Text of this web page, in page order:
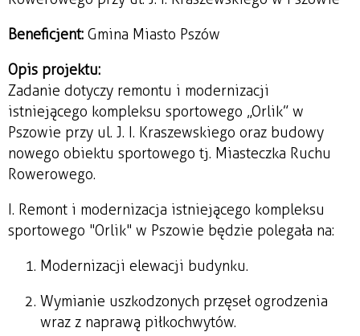
Beneficjent: Gmina Miasto Pszów
Opis projektu:
Zadanie dotyczy remontu i modernizacji
istniejącego kompleksu sportowego „Orlik” w
Pszowie przy ul. J. I. Kraszewskiego oraz budowy
nowego obiektu sportowego tj. Miasteczka Ruchu
Rowerowego.
I. Remont i modernizacja istniejącego kompleksu
sportowego "Orlik" w Pszowie będzie polegała na:
Modernizacji elewacji budynku.
Wymianie uszkodzonych przęseł ogrodzenia
wraz z naprawą piłkochwytów.